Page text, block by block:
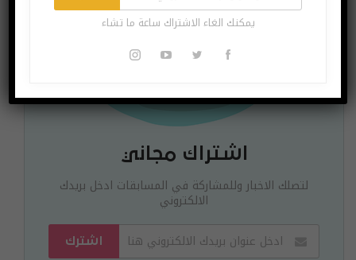
اشتراك مجاني
لتصلك الاخبار وللمشاركة في المسابقات ادخل بريدك
الالكتروني
اشترك
يمكنك الغاء الاشتراك ساعة ما تشاء